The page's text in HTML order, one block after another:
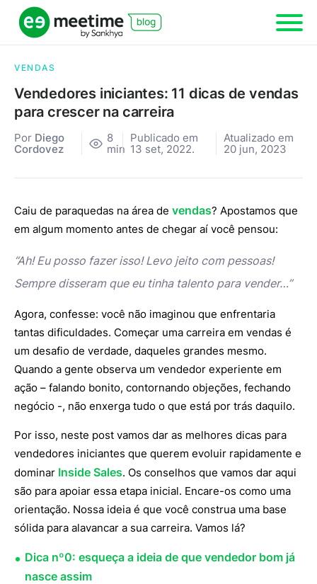
VENDAS
Vendedores iniciantes: 11 dicas de vendas
para crescer na carreira
Por Diego
Cordovez
8
min
Publicado em
13 set, 2022.
Atualizado em
20 jun, 2023
Caiu de paraquedas na área de vendas? Apostamos que
em algum momento antes de chegar aí você pensou:
“Ah! Eu posso fazer isso! Levo jeito com pessoas!
Sempre disseram que eu tinha talento para vender…”
Agora, confesse: você não imaginou que enfrentaria
tantas dificuldades. Começar uma carreira em vendas é
um desafio de verdade, daqueles grandes mesmo.
Quando a gente observa um vendedor experiente em
ação – falando bonito, contornando objeções, fechando
negócio -, não enxerga tudo o que está por trás daquilo.
Por isso, neste post vamos dar as melhores dicas para
vendedores iniciantes que querem evoluir rapidamente e
dominar Inside Sales. Os conselhos que vamos dar aqui
são para apoiar essa etapa inicial. Encare-os como uma
orientação. Nossa ideia é que você construa uma base
sólida para alavancar a sua carreira. Vamos lá?
Dica nº0: esqueça a ideia de que vendedor bom já
nasce assim